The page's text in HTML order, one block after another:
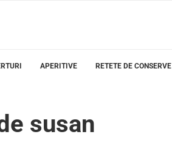
APERITIVE RETETE DE CONSERVE
susan